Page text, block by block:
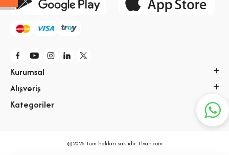
Kurumsal
Alışveriş
Kategoriler
©2026 Tüm hakları saklıdır. Elvan.com